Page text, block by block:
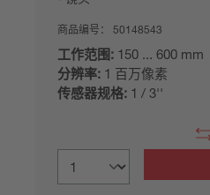
商品编号： 50148543
工作范围: 150 ... 600 mm
分辨率: 1 百万像素
传感器规格: 1 / 3''